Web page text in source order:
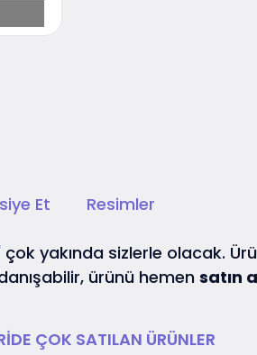
Et Resimler
çok yakında sizlerle olacak.
ürünü hemen satın
ÇOK SATILAN ÜRÜNLER